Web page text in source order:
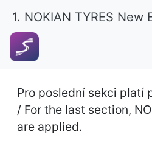
1. NOKIAN TYRES
Pro poslední sekci platí
/ For the last section,
are applied.